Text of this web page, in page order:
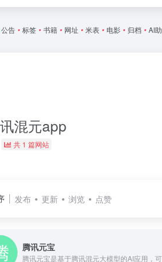
公告 • 标签 • 书籍 • 网址 • 米表 • 电影 • 归档 • AI
混元app
共 1 篇网站
发布 更新 浏览 点赞
腾讯元宝